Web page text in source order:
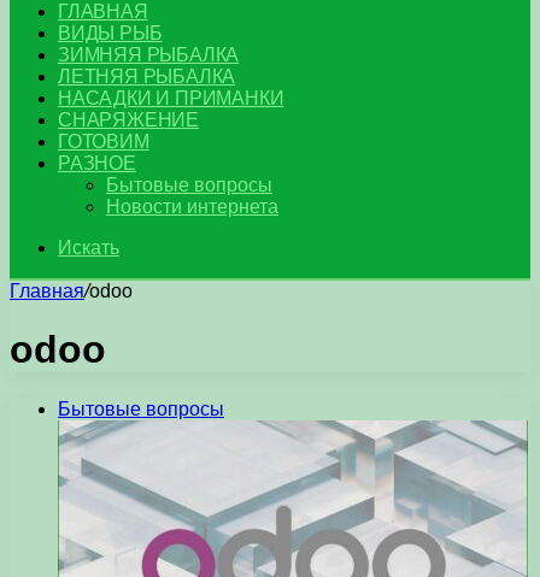
ГЛАВНАЯ
ВИДЫ РЫБ
ЗИМНЯЯ РЫБАЛКА
ЛЕТНЯЯ РЫБАЛКА
НАСАДКИ И ПРИМАНКИ
СНАРЯЖЕНИЕ
ГОТОВИМ
РАЗНОЕ
Бытовые вопросы
Новости интернета
Искать
Главная/odoo
odoo
Бытовые вопросы